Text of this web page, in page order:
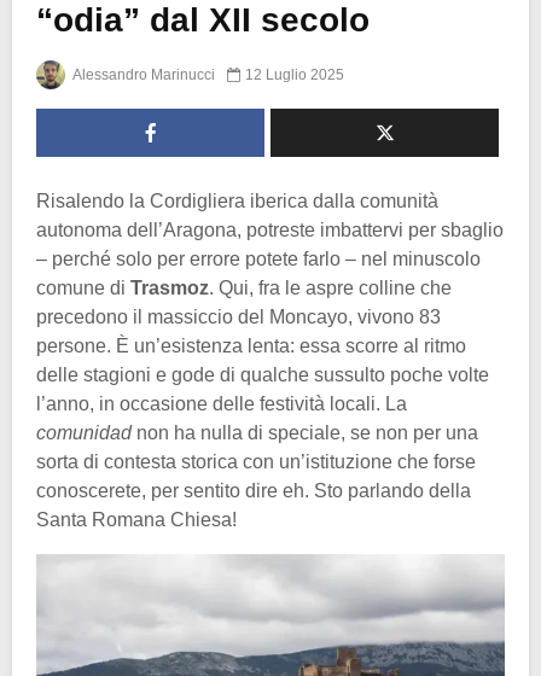
“odia” dal XII secolo
Alessandro Marinucci 12 Luglio 2025
Risalendo la Cordigliera iberica dalla comunità
autonoma dell’Aragona, potreste imbattervi per sbaglio
– perché solo per errore potete farlo – nel minuscolo
comune di Trasmoz. Qui, fra le aspre colline che
precedono il massiccio del Moncayo, vivono 83
persone. È un’esistenza lenta: essa scorre al ritmo
delle stagioni e gode di qualche sussulto poche volte
l’anno, in occasione delle festività locali. La
comunidad non ha nulla di speciale, se non per una
sorta di contesta storica con un’istituzione che forse
conoscerete, per sentito dire eh. Sto parlando della
Santa Romana Chiesa!